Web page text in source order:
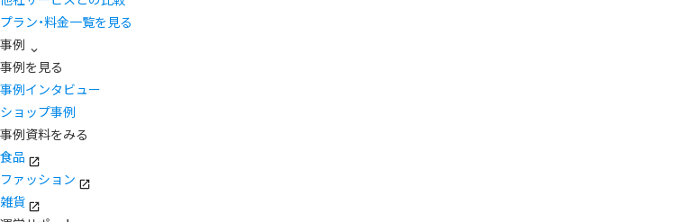
プラン・料金一覧を見る
事例
事例を見る
事例インタビュー
ショップ事例
事例資料をみる
食品
ファッション
雑貨